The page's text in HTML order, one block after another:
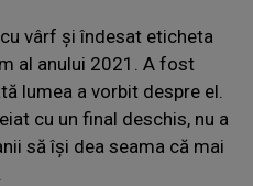
vârf și îndesat eticheta
al anului 2021. A fost
lumea a vorbit despre el.
cu un final deschis, nu a
să își dea seama că mai